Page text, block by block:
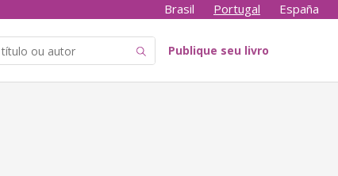
Brasil Portugal España
Publique seu livro